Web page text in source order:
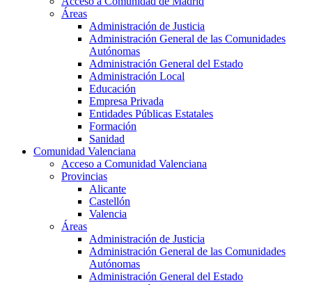
Áreas
Administración de Justicia
Administración General de las Comunidades
Autónomas
Administración General del Estado
Administración Local
Educación
Empresa Privada
Entidades Públicas Estatales
Formación
Sanidad
Comunidad Valenciana
Acceso a Comunidad Valenciana
Provincias
Alicante
Castellón
Valencia
Áreas
Administración de Justicia
Administración General de las Comunidades
Autónomas
Administración General del Estado